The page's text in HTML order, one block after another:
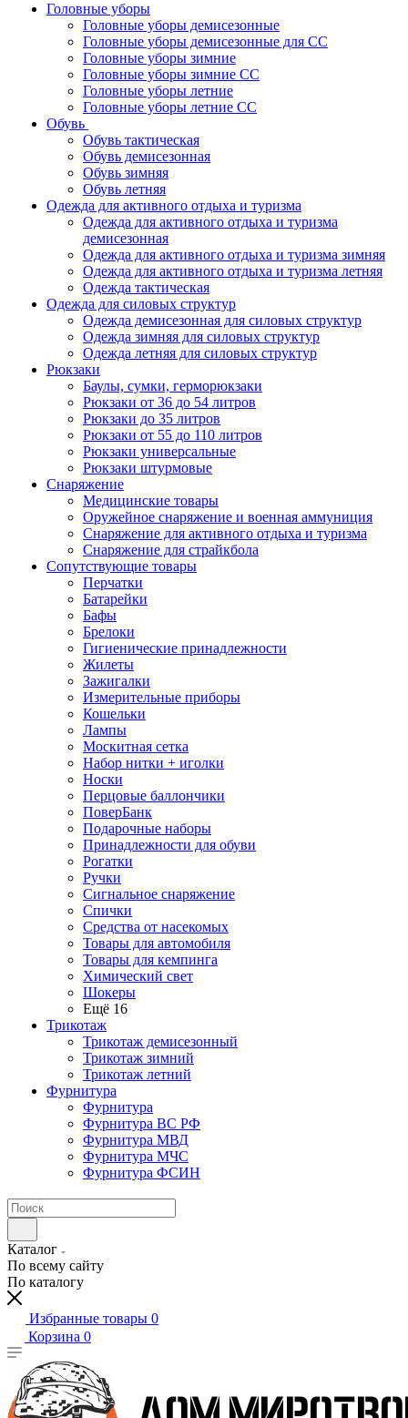
Головные уборы
Головные уборы демисезонные
Головные уборы демисезонные для СС
Головные уборы зимние
Головные уборы зимние СС
Головные уборы летние
Головные уборы летние СС
Обувь
Обувь тактическая
Обувь демисезонная
Обувь зимняя
Обувь летняя
Одежда для активного отдыха и туризма
Одежда для активного отдыха и туризма
демисезонная
Одежда для активного отдыха и туризма зимняя
Одежда для активного отдыха и туризма летняя
Одежда тактическая
Одежда для силовых структур
Одежда демисезонная для силовых структур
Одежда зимняя для силовых структур
Одежда летняя для силовых структур
Рюкзаки
Баулы, сумки, герморюкзаки
Рюкзаки от 36 до 54 литров
Рюкзаки до 35 литров
Рюкзаки от 55 до 110 литров
Рюкзаки универсальные
Рюкзаки штурмовые
Снаряжение
Медицинские товары
Оружейное снаряжение и военная аммуниция
Снаряжение для активного отдыха и туризма
Снаряжение для страйкбола
Сопутствующие товары
Перчатки
Батарейки
Бафы
Брелоки
Гигиенические принадлежности
Жилеты
Зажигалки
Измерительные приборы
Кошельки
Лампы
Москитная сетка
Набор нитки + иголки
Носки
Перцовые баллончики
ПоверБанк
Подарочные наборы
Принадлежности для обуви
Рогатки
Ручки
Сигнальное снаряжение
Спички
Средства от насекомых
Товары для автомобиля
Товары для кемпинга
Химический свет
Шокеры
Ещё 16
Трикотаж
Трикотаж демисезонный
Трикотаж зимний
Трикотаж летний
Фурнитура
Фурнитура
Фурнитура ВС РФ
Фурнитура МВД
Фурнитура МЧС
Фурнитура ФСИН
Каталог
По всему сайту
По каталогу
Избранные товары 0
Корзина 0